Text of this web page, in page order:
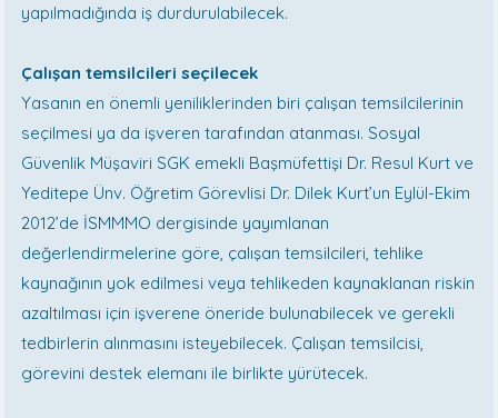
yapılmadığında iş durdurulabilecek.
Çalışan temsilcileri seçilecek
Yasanın en önemli yeniliklerinden biri çalışan temsilcilerinin
seçilmesi ya da işveren tarafından atanması. Sosyal
Güvenlik Müşaviri SGK emekli Başmüfettişi Dr. Resul Kurt ve
Yeditepe Ünv. Öğretim Görevlisi Dr. Dilek Kurt’un Eylül-Ekim
2012’de İSMMMO dergisinde yayımlanan
değerlendirmelerine göre, çalışan temsilcileri, tehlike
kaynağının yok edilmesi veya tehlikeden kaynaklanan riskin
azaltılması için işverene öneride bulunabilecek ve gerekli
tedbirlerin alınmasını isteyebilecek. Çalışan temsilcisi,
görevini destek elemanı ile birlikte yürütecek.